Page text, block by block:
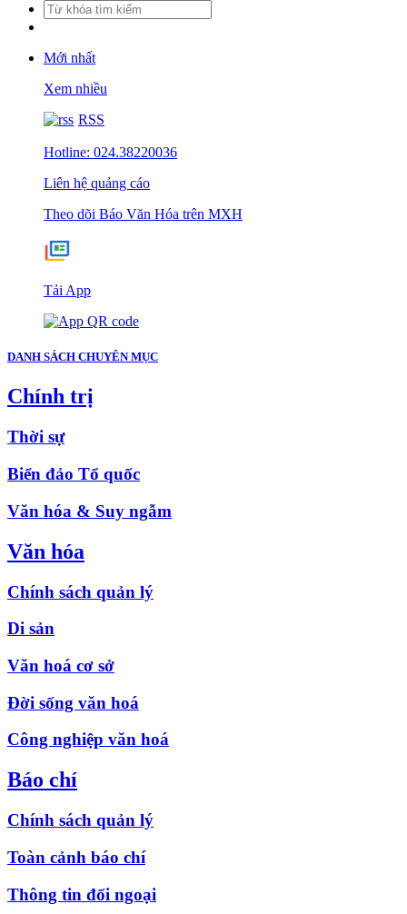
Mới nhất
Xem nhiều
RSS
Hotline: 024.38220036
Liên hệ quảng cáo
Theo dõi Báo Văn Hóa trên MXH
Tải App
DANH SÁCH CHUYÊN MỤC
Chính trị
Thời sự
Biển đảo Tổ quốc
Văn hóa & Suy ngẫm
Văn hóa
Chính sách quản lý
Di sản
Văn hoá cơ sở
Đời sống văn hoá
Công nghiệp văn hoá
Báo chí
Chính sách quản lý
Toàn cảnh báo chí
Thông tin đối ngoại